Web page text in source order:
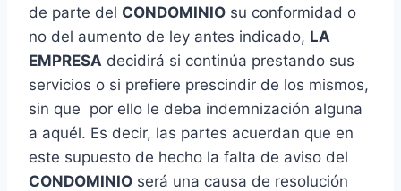
de parte del CONDOMINIO su conformidad o
no del aumento de ley antes indicado, LA
EMPRESA decidirá si continúa prestando sus
servicios o si prefiere prescindir de los mismos,
sin que por ello le deba indemnización alguna
a aquél. Es decir, las partes acuerdan que en
este supuesto de hecho la falta de aviso del
CONDOMINIO será una causa de resolución